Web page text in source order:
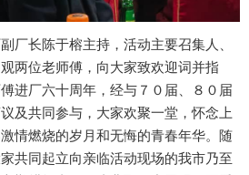
厂长陈于榕主持，活动主要召集人、
两位老师傅，向大家致欢迎词并指
进厂六十周年，经与７０届、８０届
及共同参与，大家欢聚一堂，怀念上
情燃烧的岁月和无悔的青春年华。随
共同起立向亲临活动现场的我市乃至